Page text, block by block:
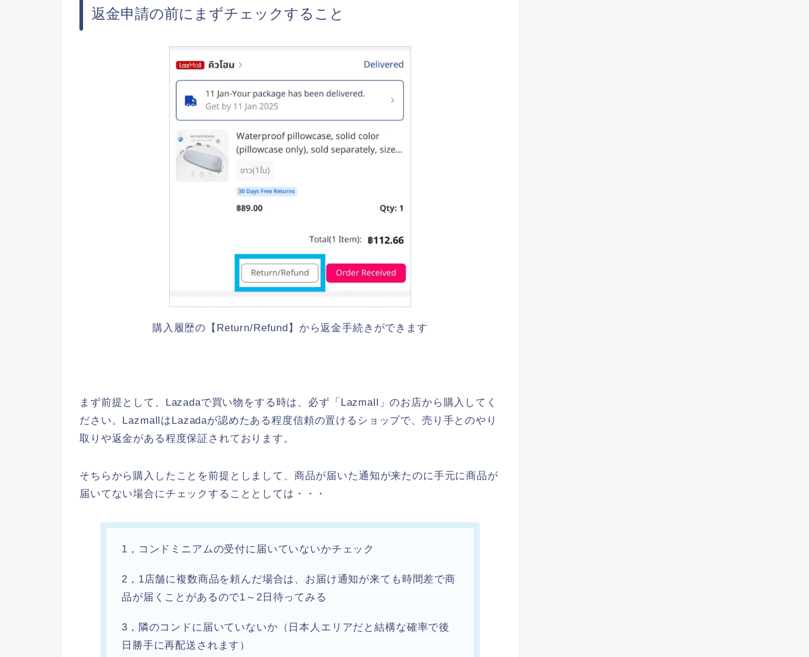
返金申請の前にまずチェックすること
購入履歴の【Return/Refund】から返金手続きができます
まず前提として、Lazadaで買い物をする時は、必ず「Lazmall」のお店から購入してく
ださい。LazmallはLazadaが認めたある程度信頼の置けるショップで、売り手とのやり
取りや返金がある程度保証されております。
そちらから購入したことを前提としまして、商品が届いた通知が来たのに手元に商品が
届いてない場合にチェックすることとしては・・・
1，コンドミニアムの受付に届いていないかチェック
2，1店舗に複数商品を頼んだ場合は、お届け通知が来ても時間差で商
品が届くことがあるので1～2日待ってみる
3，隣のコンドに届いていないか（日本人エリアだと結構な確率で後
日勝手に再配送されます）